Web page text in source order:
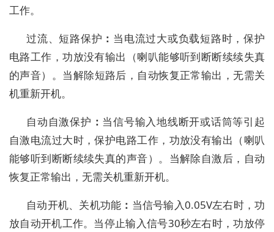
工作。
过流、短路保护 ： 当电流过大或负载短路时，保护
电路工作，功放没有输出
（喇叭能够听到断断续续失真
的声音） 。 当解除短路后，自动恢复正常输出，无需关
机重新开机。
自动自激保护 ： 当信号输入地线断开或话筒等引起
自激电流过大时，保护电路工作，功放没有输出 （喇叭
能够听到断断续续失真的声音） 。 当解除自激后，自动
恢复正常输出，无需关机重新开机。
自动开机、关机功能 ： 当信号输入0.05V左右时，功
放自动开机工作。当停止输入信号30秒左右时，功放停